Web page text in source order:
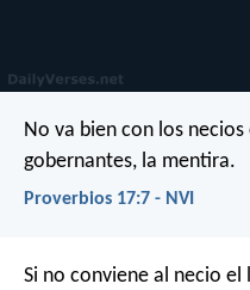
No va bien con los
gobernantes, la mentira.
Proverbios 17:7 - NVI
Si no conviene al necio